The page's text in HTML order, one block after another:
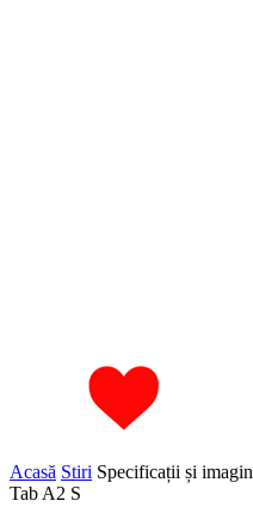
Acasă Stiri Specificații și
Tab A2 S